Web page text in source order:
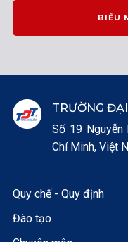
BIỂU
TRƯỜNG
Số 19 Nguyễn
Chí Minh, Việt
Quy chế - Quy định
Đào tạo